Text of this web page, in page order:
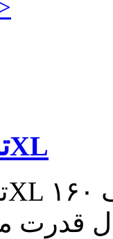
تسمه تایمینگ ۱۶۰XL
قدرت